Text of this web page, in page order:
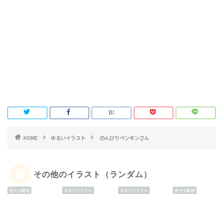
HOME ゆるいイラスト のんびりペンギンさん
その他のイラスト（ランダム）
色々な動物 ゆるいイラスト ゆるいイラスト 色々な動物